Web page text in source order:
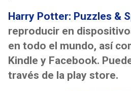
Harry Potter: Puzzles &
reproducir en
en todo el mundo, así
Kindle y Facebook.
través de la play store.